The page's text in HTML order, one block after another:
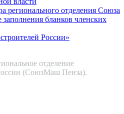
регионального отделения Союза
бланков членских
России»
отделение
(СоюзМаш Пенза).